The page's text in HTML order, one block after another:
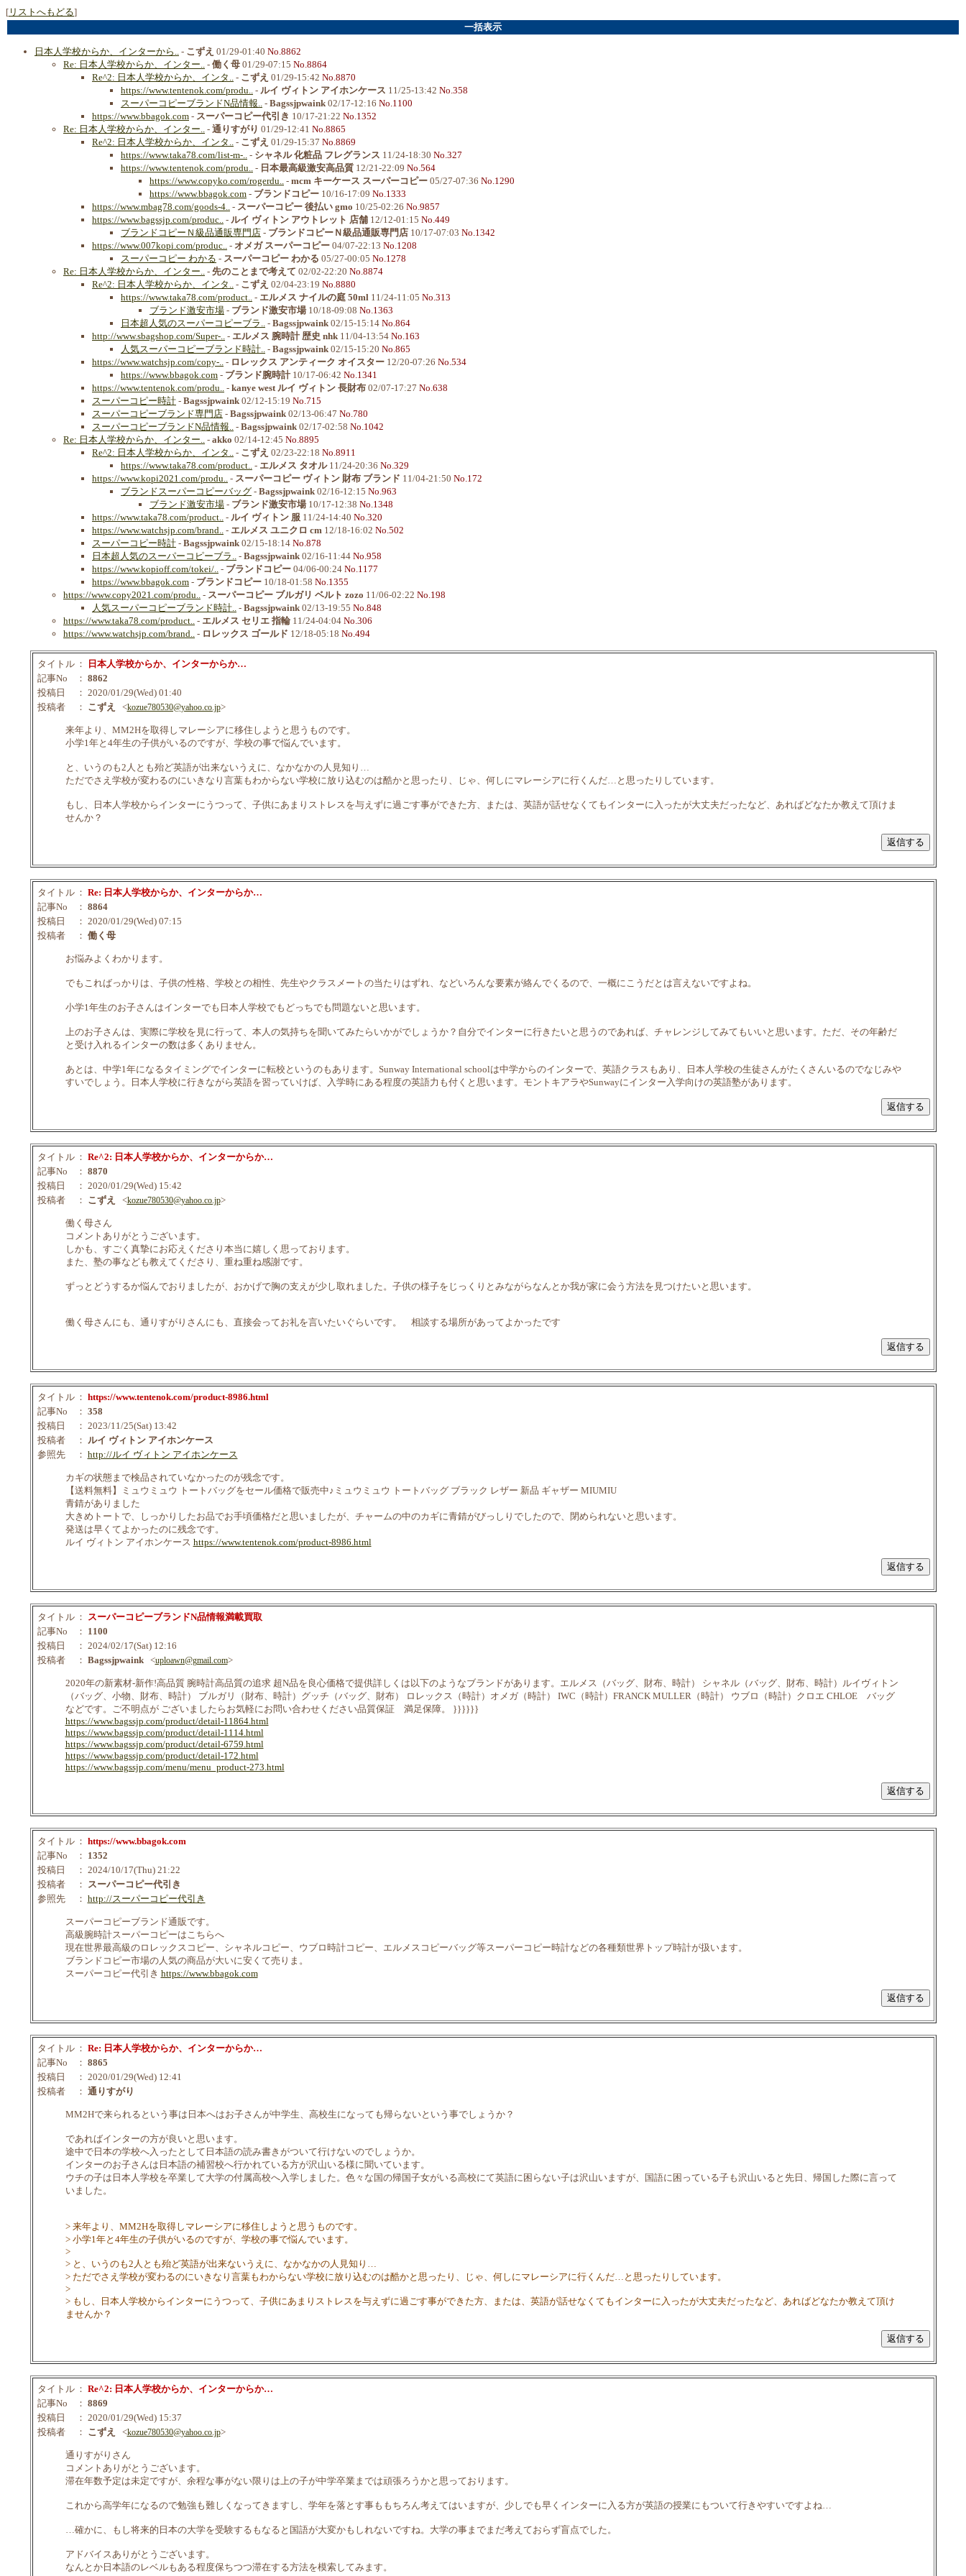
[ リストへもどる]
一括表示
日本人学校からか、インターから.. - こずえ 01/29-01:40 No.8862
Re: 日本人学校からか、インター.. - 働く母 01/29-07:15 No.8864
Re^2: 日本人学校からか、インタ.. - こずえ 01/29-15:42 No.8870
https://www.tentenok.com/produ.. - ルイ ヴィトン アイホンケース 11/25-13:42 No.358
スーパーコピーブランドN品情報.. - Bagssjpwaink 02/17-12:16 No.1100
https://www.bbagok.com - スーパーコピー代引き 10/17-21:22 No.1352
Re: 日本人学校からか、インター.. - 通りすがり 01/29-12:41 No.8865
Re^2: 日本人学校からか、インタ.. - こずえ 01/29-15:37 No.8869
https://www.taka78.com/list-m-.. - シャネル 化粧品 フレグランス 11/24-18:30 No.327
https://www.tentenok.com/produ.. - 日本最高級激安高品質 12/21-22:09 No.564
https://www.copyko.com/rogerdu.. - mcm キーケース スーパーコピー 05/27-07:36 No.1290
https://www.bbagok.com - ブランドコピー 10/16-17:09 No.1333
https://www.mbag78.com/goods-4.. - スーパーコピー 後払い gmo 10/25-02:26 No.9857
https://www.bagssjp.com/produc.. - ルイ ヴィトン アウトレット 店舗 12/12-01:15 No.449
ブランドコピーＮ級品通販専門店 - ブランドコピーＮ級品通販専門店 10/17-07:03 No.1342
https://www.007kopi.com/produc.. - オメガ スーパーコピー 04/07-22:13 No.1208
スーパーコピー わかる - スーパーコピー わかる 05/27-00:05 No.1278
Re: 日本人学校からか、インター.. - 先のことまで考えて 02/02-22:20 No.8874
Re^2: 日本人学校からか、インタ.. - こずえ 02/04-23:19 No.8880
https://www.taka78.com/product.. - エルメス ナイルの庭 50ml 11/24-11:05 No.313
ブランド激安市場 - ブランド激安市場 10/18-09:08 No.1363
日本超人気のスーパーコピーブラ.. - Bagssjpwaink 02/15-15:14 No.864
http://www.sbagshop.com/Super-.. - エルメス 腕時計 歴史 nhk 11/04-13:54 No.163
人気スーパーコピーブランド時計.. - Bagssjpwaink 02/15-15:20 No.865
https://www.watchsjp.com/copy-.. - ロレックス アンティーク オイスター 12/20-07:26 No.534
https://www.bbagok.com - ブランド腕時計 10/17-06:42 No.1341
https://www.tentenok.com/produ.. - kanye west ルイ ヴィトン 長財布 02/07-17:27 No.638
スーパーコピー時計 - Bagssjpwaink 02/12-15:19 No.715
スーパーコピーブランド専門店 - Bagssjpwaink 02/13-06:47 No.780
スーパーコピーブランドN品情報.. - Bagssjpwaink 02/17-02:58 No.1042
Re: 日本人学校からか、インター.. - akko 02/14-12:45 No.8895
Re^2: 日本人学校からか、インタ.. - こずえ 02/23-22:18 No.8911
https://www.taka78.com/product.. - エルメス タオル11/24-20:36 No.329
https://www.kopi2021.com/produ.. - スーパーコピー ヴィトン 財布 ブランド 11/04-21:50 No.172
ブランドスーパーコピーバッグ - Bagssjpwaink 02/16-12:15 No.963
ブランド激安市場 - ブランド激安市場 10/17-12:38 No.1348
https://www.taka78.com/product.. - ルイ ヴィトン 服 11/24-14:40 No.320
https://www.watchsjp.com/brand.. - エルメス ユニクロ cm 12/18-16:02 No.502
スーパーコピー時計 - Bagssjpwaink 02/15-18:14 No.878
日本超人気のスーパーコピーブラ.. - Bagssjpwaink 02/16-11:44 No.958
https://www.kopioff.com/tokei/.. - ブランドコピー 04/06-00:24 No.1177
https://www.bbagok.com - ブランドコピー 10/18-01:58 No.1355
https://www.copy2021.com/produ.. - スーパーコピー ブルガリ ベルト zozo 11/06-02:22 No.198
人気スーパーコピーブランド時計.. - Bagssjpwaink 02/13-19:55 No.848
https://www.taka78.com/product.. - エルメス セリエ 指輪 11/24-04:04 No.306
https://www.watchsjp.com/brand.. - ロレックス ゴールド 12/18-05:18 No.494
タイトル ：
日本人学校からか、インターからか…
記事No
： 8862
投稿日
： 2020/01/29(Wed) 01:40
投稿者
： こずえ <kozue780530@yahoo.co.jp>
来年より、MM2Hを取得しマレーシアに移住しようと思うものです。
小学1年と4年生の子供がいるのですが、学校の事で悩んでいます。
と、いうのも2人とも殆ど英語が出来ないうえに、なかなかの人見知り…
ただでさえ学校が変わるのにいきなり言葉もわからない学校に放り込むのは酷かと思ったり、じゃ、何しにマレーシアに行くんだ…と思ったりしています。
もし、日本人学校からインターにうつって、子供にあまりストレスを与えずに過ごす事ができた方、または、英語が話せなくてもインターに入ったが大丈夫だったなど、あればどなたか教えて頂けま
せんか？
タイトル ： Re: 日本人学校からか、インターからか…
記事No
： 8864
投稿日
： 2020/01/29(Wed) 07:15
投稿者
： 働く母
お悩みよくわかります。
でもこればっかりは、子供の性格、学校との相性、先生やクラスメートの当たりはずれ、などいろんな要素が絡んでくるので、一概にこうだとは言えないですよね。
小学1年生のお子さんはインターでも日本人学校でもどっちでも問題ないと思います。
上のお子さんは、実際に学校を見に行って、本人の気持ちを聞いてみたらいかがでしょうか？自分でインターに行きたいと思うのであれば、チャレンジしてみてもいいと思います。ただ、その年齢だ
と受け入れるインターの数は多くありません。
あとは、中学1年になるタイミングでインターに転校というのもあります。Sunway International schoolは中学からのインターで、英語クラスもあり、日本人学校の生徒さんがたくさんいるのでなじみや
すいでしょう。日本人学校に行きながら英語を習っていけば、入学時にある程度の英語力も付くと思います。モントキアラやSunwayにインター入学向けの英語塾があります。
タイトル ： Re^2: 日本人学校からか、インターからか…
記事No
： 8870
投稿日
： 2020/01/29(Wed) 15:42
投稿者
： こずえ <kozue780530@yahoo.co.jp>
働く母さん
コメントありがとうございます。
しかも、すごく真摯にお応えくださり本当に嬉しく思っております。
また、塾の事なども教えてくださり、重ね重ね感謝です。
ずっとどうするか悩んでおりましたが、おかげで胸の支えが少し取れました。子供の様子をじっくりとみながらなんとか我が家に会う方法を見つけたいと思います。
働く母さんにも、通りすがりさんにも、直接会ってお礼を言いたいぐらいです。 相談する場所があってよかったです
タイトル ： https://www.tentenok.com/product-8986.html
記事No
： 358
投稿日
： 2023/11/25(Sat) 13:42
投稿者
： ルイ ヴィトン アイホンケース
参照先
： http://ルイ ヴィトン アイホンケース
カギの状態まで検品されていなかったのが残念です。
【送料無料】ミュウミュウ トートバッグをセール価格で販売中♪ミュウミュウ トートバッグ ブラック レザー 新品 ギャザー MIUMIU
青錆がありました
大きめトートで、しっかりしたお品でお手頃価格だと思いましたが、チャームの中のカギに青錆がびっしりでしたので、閉められないと思います。
発送は早くてよかったのに残念です。
ルイ ヴィトン アイホンケース https://www.tentenok.com/product-8986.html
タイトル ：
スーパーコピーブランドN品情報満載買取
記事No
： 1100
投稿日
： 2024/02/17(Sat) 12:16
投稿者
： Bagssjpwaink<uploawn@gmail.com>
2020年の新素材-新作!高品質 腕時計高品質の追求 超N品を良心価格で提供詳しくは以下のようなブランドがあります。エルメス（バッグ、財布、時計） シャネル（バッグ、財布、時計）ルイヴィトン
（バッグ、小物、財布、時計） ブルガリ（財布、時計）グッチ（バッグ、財布） ロレックス（時計）オメガ（時計） IWC（時計）FRANCK MULLER（時計） ウブロ（時計）クロエ CHLOE バッグ
などです。ご不明点が ございましたらお気軽にお問い合わせください品質保証 満足保障。 }}}}}}
https://www.bagssjp.com/product/detail-11864.html
https://www.bagssjp.com/product/detail-1114.html
https://www.bagssjp.com/product/detail-6759.html
https://www.bagssjp.com/product/detail-172.html
https://www.bagssjp.com/menu/menu_product-273.html
タイトル ： https://www.bbagok.com
記事No
： 1352
投稿日
： 2024/10/17(Thu) 21:22
投稿者
：
スーパーコピー代引き
参照先
： http://スーパーコピー代引き
スーパーコピーブランド通販です。
高級腕時計スーパーコピーはこちらへ
現在世界最高級のロレックスコピー、シャネルコピー、ウブロ時計コピー、エルメスコピーバッグ等スーパーコピー時計などの各種類世界トップ時計が扱います。
ブランドコピー市場の人気の商品が大いに安くて売りま。
スーパーコピー代引き https://www.bbagok.com
タイトル ： Re: 日本人学校からか、インターからか…
記事No
： 8865
投稿日
： 2020/01/29(Wed) 12:41
投稿者
： 通りすがり
MM2Hで来られるという事は日本へはお子さんが中学生、高校生になっても帰らないという事でしょうか？
であればインターの方が良いと思います。
途中で日本の学校へ入ったとして日本語の読み書きがついて行けないのでしょうか。
インターのお子さんは日本語の補習校へ行かれている方が沢山いる様に聞いています。
ウチの子は日本人学校を卒業して大学の付属高校へ入学しました。色々な国の帰国子女がいる高校にて英語に困らない子は沢山いますが、国語に困っている子も沢山いると先日、帰国した際に言って
いました。
> 来年より、MM2Hを取得しマレーシアに移住しようと思うものです。
> 小学1年と4年生の子供がいるのですが、学校の事で悩んでいます。
>
> と、いうのも2人とも殆ど英語が出来ないうえに、なかなかの人見知り…
> ただでさえ学校が変わるのにいきなり言葉もわからない学校に放り込むのは酷かと思ったり、じゃ、何しにマレーシアに行くんだ…と思ったりしています。
>
> もし、日本人学校からインターにうつって、子供にあまりストレスを与えずに過ごす事ができた方、または、英語が話せなくてもインターに入ったが大丈夫だったなど、あればどなたか教えて頂け
ませんか？
タイトル ： Re^2: 日本人学校からか、インターからか…
記事No
： 8869
投稿日
： 2020/01/29(Wed) 15:37
投稿者
： こずえ <kozue780530@yahoo.co.jp>
通りすがりさん
コメントありがとうございます。
滞在年数予定は未定ですが、余程な事がない限りは上の子が中学卒業までは頑張ろうかと思っております。
これから高学年になるので勉強も難しくなってきますし、学年を落とす事ももちろん考えてはいますが、少しでも早くインターに入る方が英語の授業にもついて行きやすいですよね…
…確かに、もし将来的日本の大学を受験するもなると国語が大変かもしれないですね。大学の事までまだ考えておらず盲点でした。
アドバイスありがとうございます。
なんとか日本語のレベルもある程度保ちつつ滞在する方法を模索してみます。